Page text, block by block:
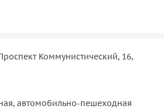
Коммунистический, 16,
автомобильно-пешеходная